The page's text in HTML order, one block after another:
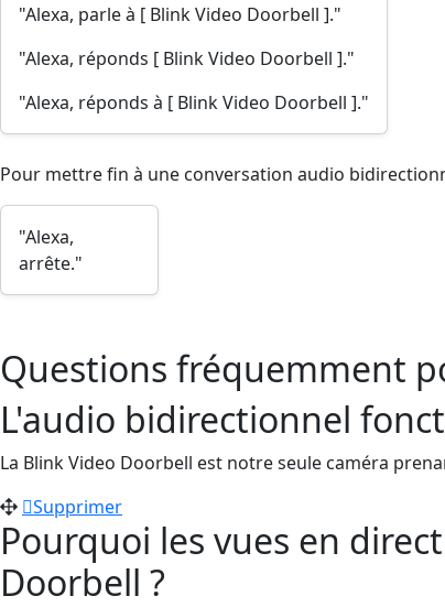
"Alexa, parle à [ Blink Video Doorbell ]."
"Alexa, réponds [ Blink Video Doorbell ]."
"Alexa, réponds à [ Blink Video Doorbell ]."
Pour mettre fin à une conversation audio
"Alexa,
arrête."
Questions fréquemment
L'audio bidirectionnel
La Blink Video Doorbell est notre seule caméra
Supprimer
Pourquoi les vues en
Doorbell ?